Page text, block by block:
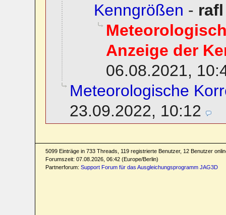
Kenngrößen - rafl
Anzeige der
06.08.2021,
Meteorologische
23.09.2022, 10:12
5099 Einträge in 733 Threads, 119 registrierte Benutzer, 12 Benutzer
Forumszeit: 07.08.2026, 06:42 (Europe/Berlin)
Partnerforum: Support Forum für das Ausgleichungsprogramm JAG3D